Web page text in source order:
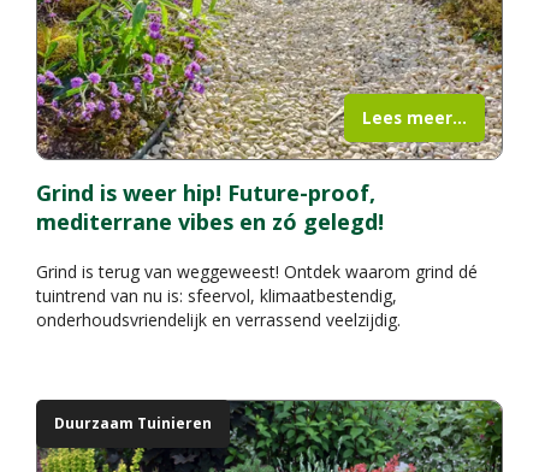
Grind is weer hip! Future-proof,
mediterrane vibes en zó gelegd!
Grind is terug van weggeweest! Ontdek waarom grind dé
tuintrend van nu is: sfeervol, klimaatbestendig,
onderhoudsvriendelijk en verrassend veelzijdig.
Lees meer...
Duurzaam Tuinieren